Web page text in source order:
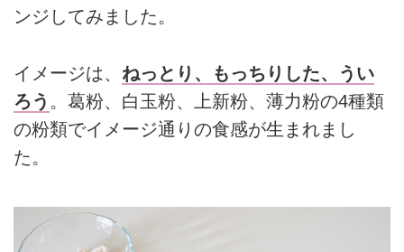
ンジしてみました。
イメージは、 ねっとり、もっちりした、うい
ろう 。葛粉、白玉粉、上新粉、薄力粉の4種類
の粉類でイメージ通りの食感が生まれまし
た。